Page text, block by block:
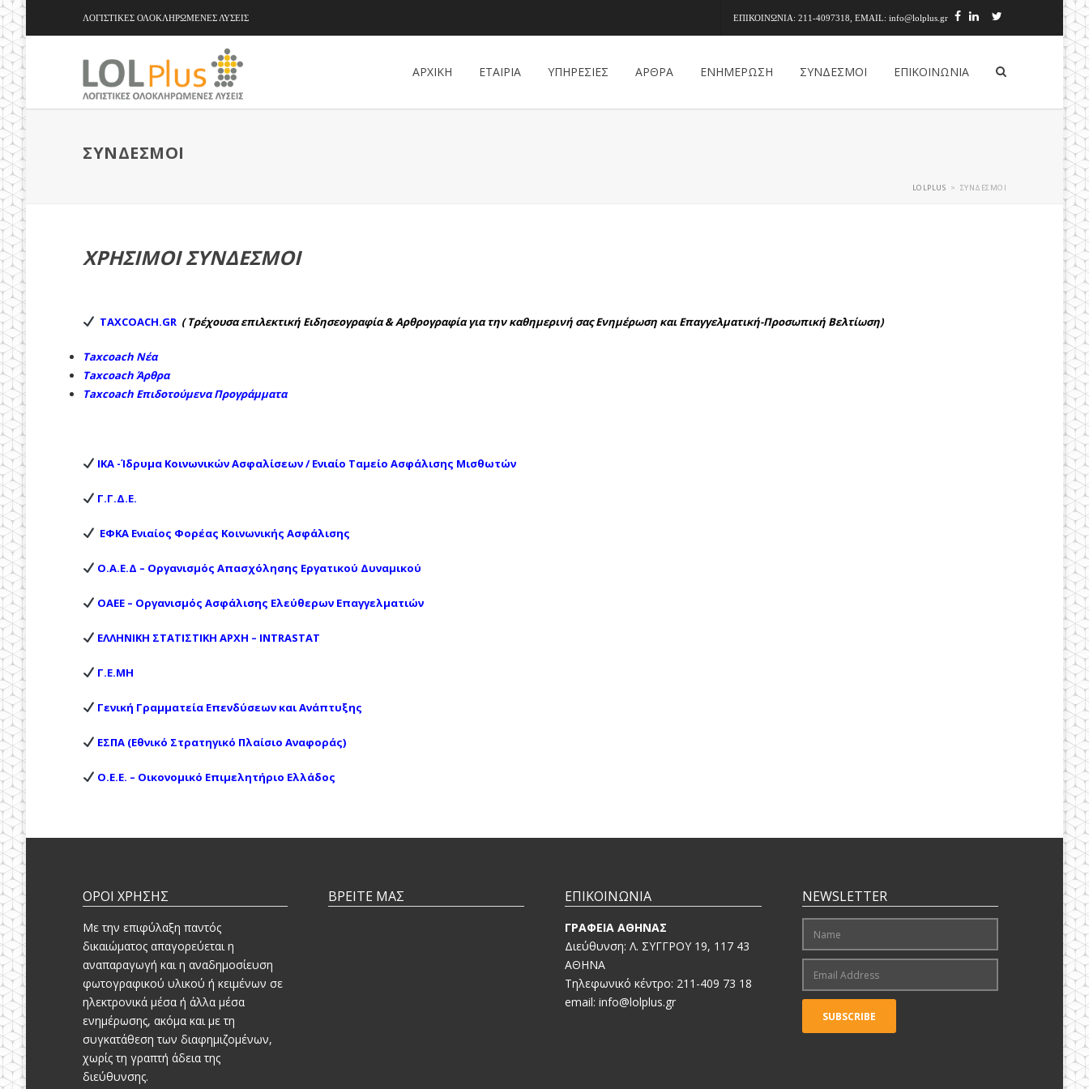
ΛΟΓΙΣΤΙΚΕΣ ΟΛΟΚΛΗΡΩΜΕΝΕΣ ΛΥΣΕΙΣ ΕΠΙΚΟΙΝΩΝΙΑ: 211-4097318, EMAIL: info@lolplus.gr
ΑΡΧΙΚΗ ΕΤΑΙΡΙΑ ΥΠΗΡΕΣΙΕΣ ΑΡΘΡΑ ΕΝΗΜΕΡΩΣΗ ΣΥΝΔΕΣΜΟΙ ΕΠΙΚΟΙΝΩΝΙΑ
ΣΥΝΔΕΣΜΟΙ
LOLPLUS > ΣΥΝΔΕΣΜΟΙ
ΧΡΉΣΙΜΟΙ ΣΎΝΔΕΣΜΟΙ
ΤΑΧCOACH.GR ( Τρέχουσα επιλεκτική Ειδησεογραφία & Αρθρογραφία για την καθημερινή σας Ενημέρωση και Επαγγελματική-Προσωπική Βελτίωση)
Taxcoach Νέα
Taxcoach Άρθρα
Taxcoach Επιδοτούμενα Προγράμματα
ΙΚΑ -Ίδρυμα Κοινωνικών Ασφαλίσεων / Ενιαίο Ταμείο Ασφάλισης Μισθωτών
Γ.Γ.Δ.Ε.
ΕΦΚΑ Ενιαίος Φορέας Κοινωνικής Ασφάλισης
Ο.Α.Ε.Δ – Οργανισμός Απασχόλησης Εργατικού Δυναμικού
ΟΑΕΕ – Οργανισμός Ασφάλισης Ελεύθερων Επαγγελματιών
ΕΛΛΗΝΙΚΗ ΣΤΑΤΙΣΤΙΚΗ ΑΡΧΗ – INTRASTAT
Γ.Ε.ΜΗ
Γενική Γραμματεία Επενδύσεων και Ανάπτυξης
ΕΣΠΑ (Εθνικό Στρατηγικό Πλαίσιο Αναφοράς)
O.E.E. – Οικονομικό Επιμελητήριο Ελλάδος
ΟΡΟΙ ΧΡΗΣΗΣ
Mε την επιφύλαξη παντός
δικαιώματος απαγορεύεται η
αναπαραγωγή και η αναδημοσίευση
φωτογραφικού υλικού ή κειμένων σε
ηλεκτρονικά μέσα ή άλλα μέσα
ενημέρωσης, ακόμα και με τη
συγκατάθεση των διαφημιζομένων,
χωρίς τη γραπτή άδεια της
διεύθυνσης.
ΒΡΕΙΤΕ ΜΑΣ ΕΠΙΚΟΙΝΩΝΙΑ
ΓΡΑΦΕΙΑ ΑΘΗΝΑΣ
Διεύθυνση: Λ. ΣΥΓΓΡΟΥ 19, 117 43
ΑΘΗΝΑ
Τηλεφωνικό κέντρο: 211-409 73 18
email: info@lolplus.gr
NEWSLETTER